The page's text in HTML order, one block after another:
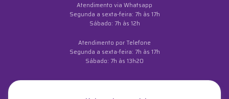
Atendimento via Whatsapp
Segunda a sexta-feira: 7h às 17h
Sábado: 7h às 12h
Atendimento por Telefone
Segunda a sexta-feira: 7h às 17h
Sábado: 7h às 13h20